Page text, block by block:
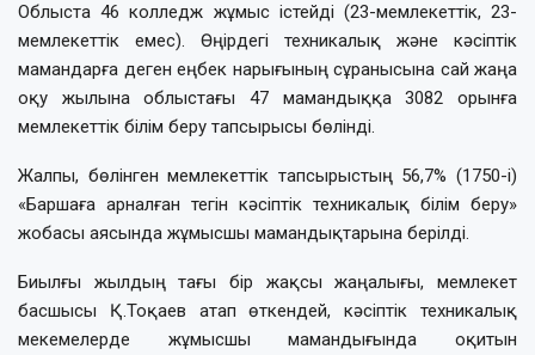
Облыста 46 колледж жұмыс істейді (23-мемлекеттік, 23-
мемлекеттік емес). Өңірдегі техникалық және кәсіптік
мамандарға деген еңбек нарығының сұранысына сай жаңа
оқу жылына облыстағы 47 мамандыққа 3082 орынға
мемлекеттік білім беру тапсырысы бөлінді.
Жалпы, бөлінген мемлекеттік тапсырыстың 56,7% (1750-і)
«Баршаға арналған тегін кәсіптік техникалық білім беру»
жобасы аясында жұмысшы мамандықтарына берілді.
Биылғы жылдың тағы бір жақсы жаңалығы, мемлекет
басшысы Қ.Тоқаев атап өткендей, кәсіптік техникалық
мекемелерде жұмысшы мамандығында оқитын